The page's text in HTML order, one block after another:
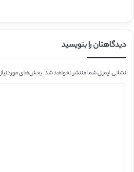
دیدگاهتان را بنویسید
نشانی ایمیل شما منتشر نخواهد شد.بخش‌های